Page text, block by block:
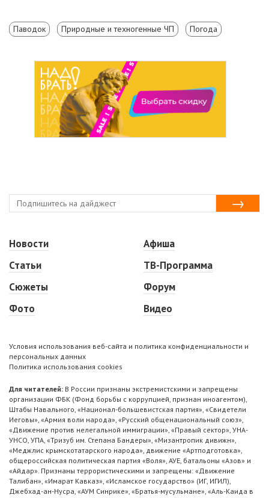
Паводок Природные и техногенные ЧП Погода
Новости
Статьи
Сюжеты
Фото
Афиша
ТВ-Программа
Форум
Видео
Условия использования веб-сайта и политика конфиденциальности и
персональных данных
Политика использования cookies
Для читателей: В России признаны экстремистскими и запрещены
организации ФБК (Фонд борьбы с коррупцией, признан иноагентом),
Штабы Навального, «Национал-большевистская партия», «Свидетели
Иеговы», «Армия воли народа», «Русский общенациональный союз»,
«Движение против нелегальной иммиграции», «Правый сектор», УНА-
УНСО, УПА, «Тризуб им. Степана Бандеры», «Мизантропик дивижн»,
«Меджлис крымскотатарского народа», движение «Артподготовка»,
общероссийская политическая партия «Воля», АУЕ, батальоны «Азов» и
«Айдар». Признаны террористическими и запрещены: «Движение
Талибан», «Имарат Кавказ», «Исламское государство» (ИГ, ИГИЛ),
Джебхад-ан-Нусра, «АУМ Синрике», «Братья-мусульмане», «Аль-Каида в